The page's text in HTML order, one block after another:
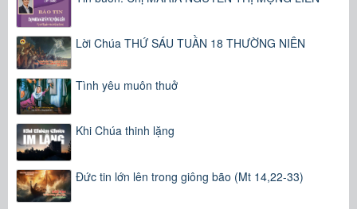
Lời Chúa THỨ SÁU TUẦN 18 THƯỜNG NIÊN
Tình yêu muôn thuở
Khi Chúa thinh lặng
Đức tin lớn lên trong giông bão (Mt 14,22-33)